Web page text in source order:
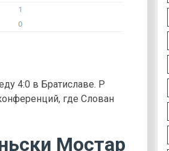
4:0 в Братиславе. P
где Слован
Мостар